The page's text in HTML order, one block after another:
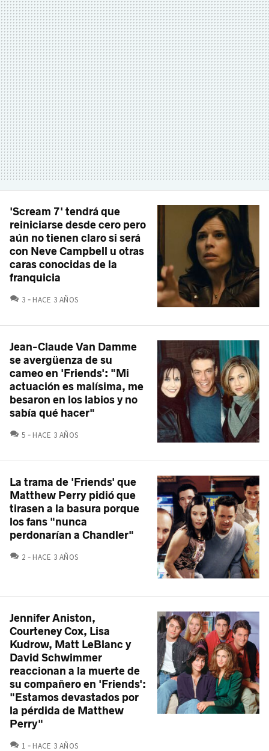
'Scream 7' tendrá que
reiniciarse desde cero pero
aún no tienen claro si será
con Neve Campbell u otras
caras conocidas de la
franquicia
3 COMENTARIOS
HACE 3 AÑOS
Jean-Claude Van Damme
se avergüenza de su
cameo en 'Friends': "Mi
actuación es malísima, me
besaron en los labios y no
sabía qué hacer"
5 COMENTARIOS
HACE 3 AÑOS
La trama de 'Friends' que
Matthew Perry pidió que
tirasen a la basura porque
los fans "nunca
perdonarían a Chandler"
2 COMENTARIOS
HACE 3 AÑOS
Jennifer Aniston,
Courteney Cox, Lisa
Kudrow, Matt LeBlanc y
David Schwimmer
reaccionan a la muerte de
su compañero en 'Friends':
"Estamos devastados por
la pérdida de Matthew
Perry"
1 COMENTARIOS
HACE 3 AÑOS